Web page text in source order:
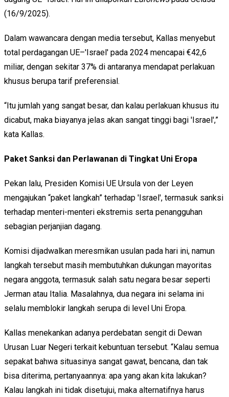
(16/9/2025).
Dalam wawancara dengan media tersebut, Kallas menyebut
total perdagangan UE–'Israel' pada 2024 mencapai €42,6
miliar, dengan sekitar 37% di antaranya mendapat perlakuan
khusus berupa tarif preferensial.
“Itu jumlah yang sangat besar, dan kalau perlakuan khusus itu
dicabut, maka biayanya jelas akan sangat tinggi bagi 'Israel',”
kata Kallas.
Paket Sanksi dan Perlawanan di Tingkat Uni Eropa
Pekan lalu, Presiden Komisi UE Ursula von der Leyen
mengajukan “paket langkah” terhadap 'Israel', termasuk sanksi
terhadap menteri-menteri ekstremis serta penangguhan
sebagian perjanjian dagang.
Komisi dijadwalkan meresmikan usulan pada hari ini, namun
langkah tersebut masih membutuhkan dukungan mayoritas
negara anggota, termasuk salah satu negara besar seperti
Jerman atau Italia. Masalahnya, dua negara ini selama ini
selalu memblokir langkah serupa di level Uni Eropa.
Kallas menekankan adanya perdebatan sengit di Dewan
Urusan Luar Negeri terkait kebuntuan tersebut. “Kalau semua
sepakat bahwa situasinya sangat gawat, bencana, dan tak
bisa diterima, pertanyaannya: apa yang akan kita lakukan?
Kalau langkah ini tidak disetujui, maka alternatifnya harus